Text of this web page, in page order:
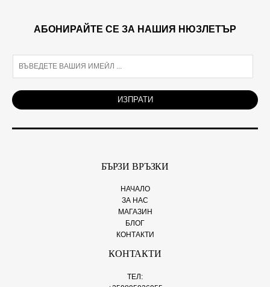
АБОНИРАЙТЕ СЕ ЗА НАШИЯ НЮЗЛЕТЪР
i
l
ИЗПРАТИ
БЪРЗИ ВРЪЗКИ
НАЧАЛО
ЗА НАС
МАГАЗИН
БЛОГ
КОНТАКТИ
КОНТАКТИ
ТЕЛ: